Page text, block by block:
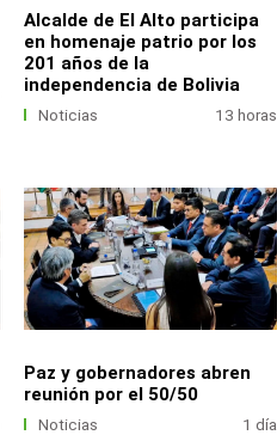
Alcalde de El Alto participa
en homenaje patrio por los
201 años de la
independencia de Bolivia
Noticias 13 horas
Paz y gobernadores abren
reunión por el 50/50
Noticias 1 día